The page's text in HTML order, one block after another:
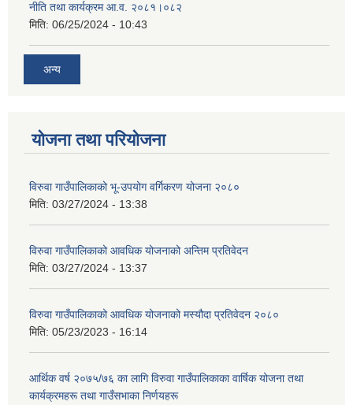
नीति तथा कार्यक्रम आ.व. २०८१।०८२
मिति: 06/25/2024 - 10:43
अन्य
योजना तथा परियोजना
विरुवा गाउँपालिकाको भू-उपयोग वर्गिकरण योजना २०८०
मिति: 03/27/2024 - 13:38
विरुवा गाउँपालिकाको आवधिक योजनाको अन्तिम प्रतिवेदन
मिति: 03/27/2024 - 13:37
विरुवा गाउँपालिकाको आवधिक योजनाको मस्यौदा प्रतिवेदन २०८०
मिति: 05/23/2023 - 16:14
आर्थिक वर्ष २०७५/७६ का लागि विरुवा गाउँपालिकाका वार्षिक योजना तथा
कार्यक्रमहरू तथा गाउँसभाका निर्णयहरू